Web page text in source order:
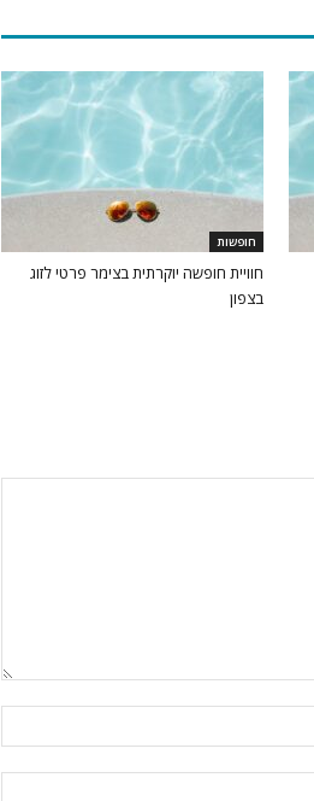
חופשות
חוויית חופשה יוקרתית בצימר פרטי לזוג
בצפון